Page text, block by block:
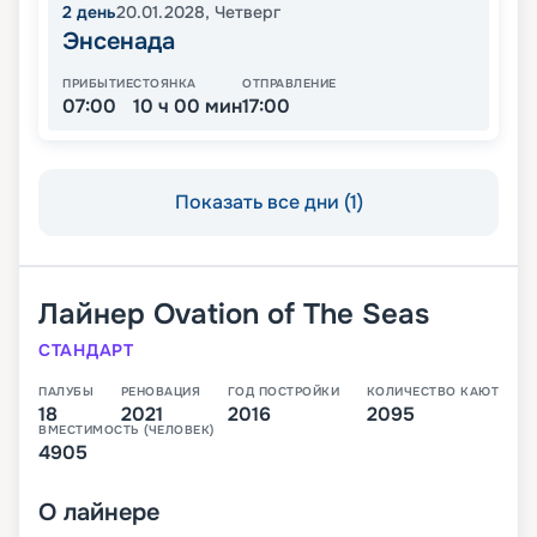
2 день20.01.2028, Четверг
Энсенада
ПРИБЫТИЕ
07:00
СТОЯНКА
10 ч 00 мин
ОТПРАВЛЕНИЕ
17:00
Показать все дни (1)
Лайнер Ovation of The Seas
СТАНДАРТ
ПАЛУБЫ
18
РЕНОВАЦИЯ
2021
ГОД ПОСТРОЙКИ
2016
КОЛИЧЕСТВО КАЮТ
2095
ВМЕСТИМОСТЬ (ЧЕЛОВЕК)
4905
О лайнере